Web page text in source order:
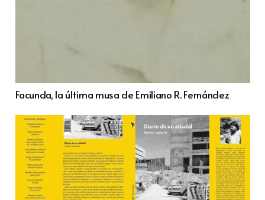
Facunda, la última musa de Emiliano R. Fernández